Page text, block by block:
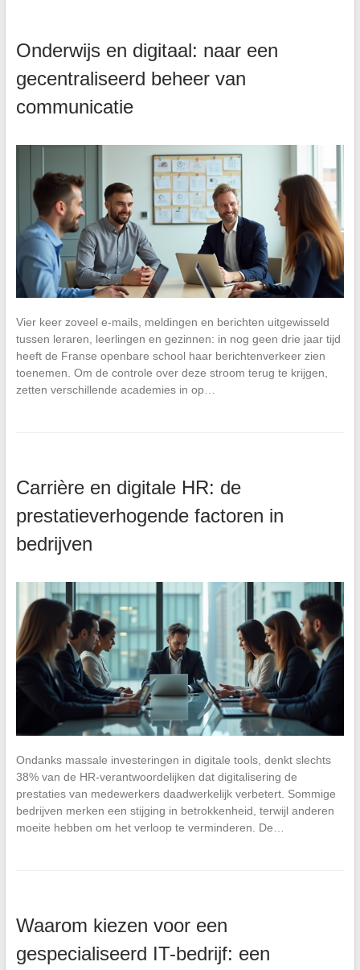
Onderwijs en digitaal: naar een
gecentraliseerd beheer van
communicatie
Vier keer zoveel e-mails, meldingen en berichten uitgewisseld
tussen leraren, leerlingen en gezinnen: in nog geen drie jaar tijd
heeft de Franse openbare school haar berichtenverkeer zien
toenemen. Om de controle over deze stroom terug te krijgen,
zetten verschillende academies in op…
Carrière en digitale HR: de
prestatieverhogende factoren in
bedrijven
Ondanks massale investeringen in digitale tools, denkt slechts
38% van de HR-verantwoordelijken dat digitalisering de
prestaties van medewerkers daadwerkelijk verbetert. Sommige
bedrijven merken een stijging in betrokkenheid, terwijl anderen
moeite hebben om het verloop te verminderen. De…
Waarom kiezen voor een
gespecialiseerd IT-bedrijf: een